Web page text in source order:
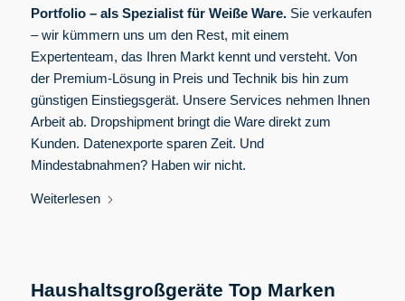
Portfolio – als Spezialist für Weiße Ware.Sie verkaufen
– wir kümmern uns um den Rest, mit einem
Expertenteam, das Ihren Markt kennt und versteht. Von
der Premium-Lösung in Preis und Technik bis hin zum
günstigen Einstiegsgerät. Unsere Services nehmen Ihnen
Arbeit ab. Dropshipment bringt die Ware direkt zum
Kunden. Datenexporte sparen Zeit. Und
Mindestabnahmen? Haben wir nicht.
Weiterlesen
Haushaltsgroßgeräte Top Marken